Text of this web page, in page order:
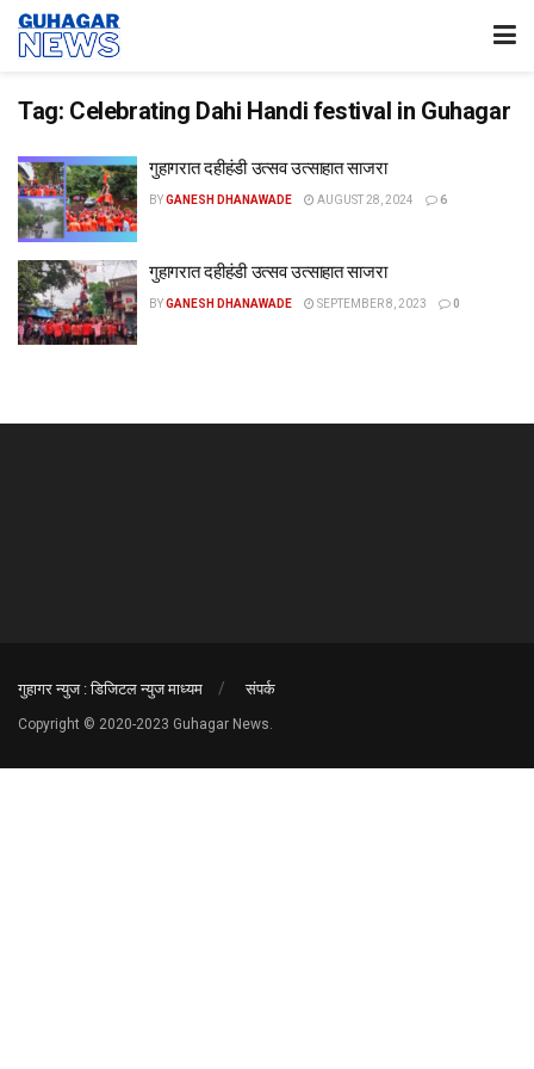
Tag: Celebrating Dahi Handi festival in Guhagar
गुहागरात दहीहंडी उत्सव उत्साहात साजरा
BYGANESH DHANAWADE AUGUST 28, 2024 6
गुहागरात दहीहंडी उत्सव उत्साहात साजरा
BYGANESH DHANAWADE SEPTEMBER 8, 2023 0
गुहागर न्युज : डिजिटल न्युज माध्यम संपर्क
Copyright © 2020-2023 Guhagar News.